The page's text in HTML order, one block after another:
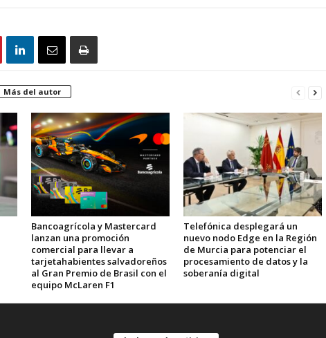
Más del autor
Bancoagrícola y Mastercard
lanzan una promoción
comercial para llevar a
tarjetahabientes salvadoreños
al Gran Premio de Brasil con el
equipo McLaren F1
Telefónica desplegará un
nuevo nodo Edge en la Región
de Murcia para potenciar el
procesamiento de datos y la
soberanía digital